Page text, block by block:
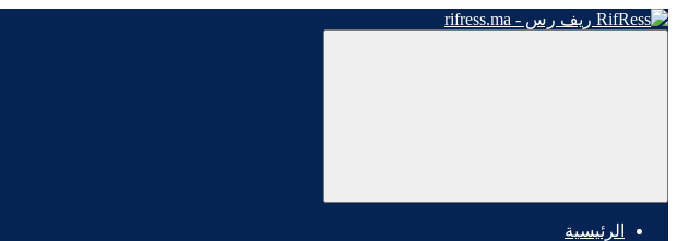
الرئيسية